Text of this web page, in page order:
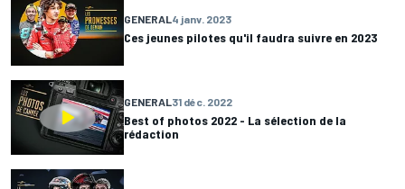
GENERAL4 janv. 2023
Ces jeunes pilotes qu'il faudra suivre en 2023
GENERAL 31 déc. 2022
Best of photos 2022 - La sélection de la
rédaction